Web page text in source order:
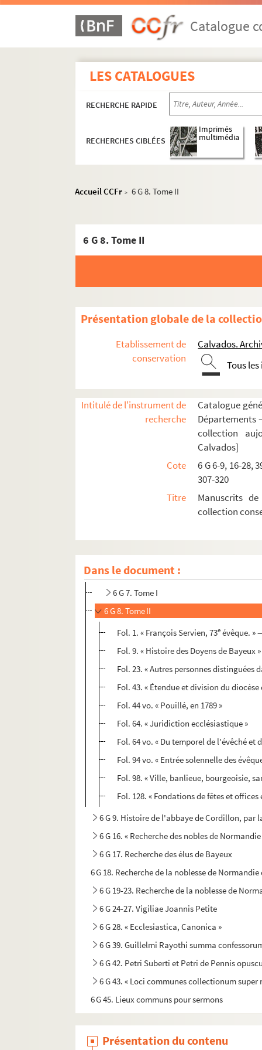
Catalogue
LES CATALOGUES
RECHERCHE RAPIDE
RECHERCHES CIBLÉES
Imprimés
multimédia
Accueil CCFr > 6 G 8. Tome II
6 G 8. Tome II
Présentation globale de la
Etablissement de
conservation
Calvados.
Tous
Intitulé de l'instrument de
recherche
Catalogue
Départements
collection
Calvados]
Cote
6 G 6-9, 16-28,
307-320
Titre
Manuscrits
collection
Dans le document :
6 G 6. Histoire du diocèse de Bayeux (dit
6 G 7-8. Mémoires pour servir à l'histoire de la
6 G 7. Tome I
6 G 8. Tome II
Fol. 1. « François Servien, 73e évêque. »
Fol. 9. « Histoire des Doyens de Bayeux »
Fol. 23. « Autres personnes
Fol. 43. « Étendue et division du diocèse
Fol. 44 vo. « Pouillé, en 1789 »
Fol. 64. « Juridiction ecclésiastique »
Fol. 64 vo. « Du temporel de l'évêché et
Fol. 94 vo. « Entrée solennelle des
Fol. 98. « Ville, banlieue, bourgeoisie,
Fol. 128. « Fondations de fêtes et
6 G 9. Histoire de l'abbaye de Cordillon, par
6 G 16. « Recherche des nobles de Normandie
6 G 17. Recherche des élus de Bayeux
6 G 18. Recherche de la noblesse de
6 G 19-23. Recherche de la noblesse de
6 G 24-27. Vigiliae Joannis Petite
6 G 28. « Ecclesiastica, Canonica »
6 G 39. Guillelmi Rayothi summa
6 G 42. Petri Suberti et Petri de Pennis
6 G 43. « Loci communes collectionum
6 G 45. Lieux communs pour sermons
6 G 53. Nicolai de Lyra postilla in
Présentation du contenu